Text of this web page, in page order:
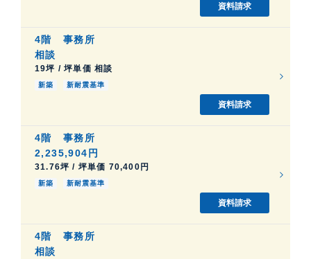
資料請求
4階 事務所
相談
19坪 / 坪単価 相談
新築 新耐震基準
資料請求
4階 事務所
2,235,904円
31.76坪 / 坪単価 70,400円
新築 新耐震基準
資料請求
4階 事務所
相談